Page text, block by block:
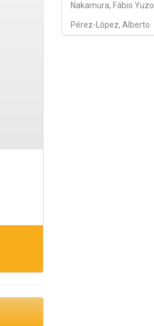
Nakamura, Fábio Yuzo
Pérez-López, Alberto